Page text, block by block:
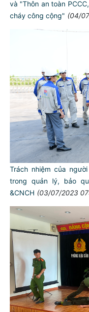
và "Thôn an toàn
cháy công cộng" (04/
Trách nhiệm của
trong quản lý, bảo
&CNCH (03/07/2023
NGƯỜI
Đối với tự mình,
Đối với đồng sự,
Đối với chính phủ,
TUYỆT